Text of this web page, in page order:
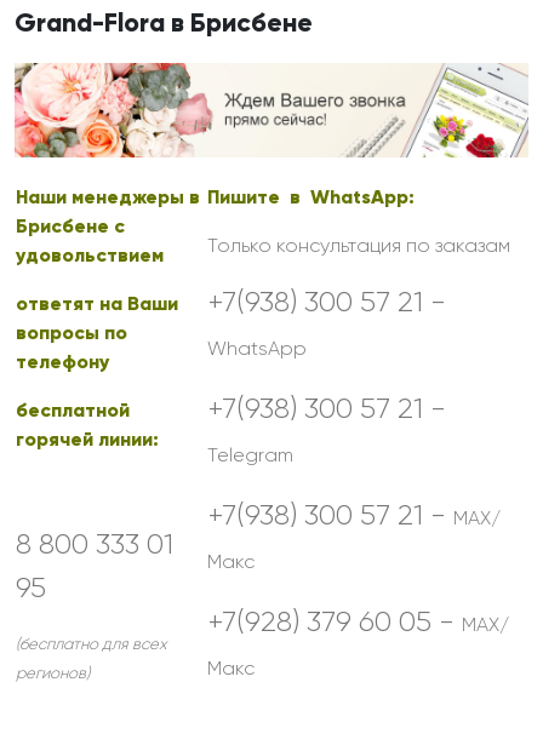
Grand-Flora в Брисбене
Наши менеджеры в
Брисбене с
удовольствием
ответят на Ваши
вопросы по
телефону
бесплатной
горячей линии:
8 800 333 01
95
(бесплатно для всех
регионов)
Пишите в WhatsApp:
Только консультация по заказам
+7(938) 300 57 21 -
WhatsApp
+7(938) 300 57 21 -
Telegram
+7(938) 300 57 21 - MAX/
Макс
+7(928) 379 60 05 - MAX/
Макс